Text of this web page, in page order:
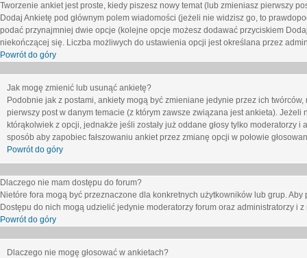
Tworzenie ankiet jest proste, kiedy piszesz nowy temat (lub zmieniasz pierwszy
Dodaj Ankietę pod głównym polem wiadomości (jeżeli nie widzisz go, to
podać przynajmniej dwie opcje (kolejne opcje możesz dodawać przyciskiem
niekończącej się. Liczba możliwych do ustawienia opcji jest określana przez
Powrót do góry
Jak mogę zmienić lub usunąć ankietę?
Podobnie jak z postami, ankiety mogą być zmieniane jedynie przez ich
pierwszy post w danym temacie (z którym zawsze związana jest ankieta).
którąkolwiek z opcji, jednakże jeśli zostały już oddane głosy tylko
sposób aby zapobiec fałszowaniu ankiet przez zmianę opcji w połowie
Powrót do góry
Dlaczego nie mam dostępu do forum?
Nietóre fora mogą być przeznaczone dla konkretnych użytkowników lub grup.
Dostępu do nich mogą udzielić jedynie moderatorzy forum oraz administratorzy i
Powrót do góry
Dlaczego nie mogę głosować w ankietach?